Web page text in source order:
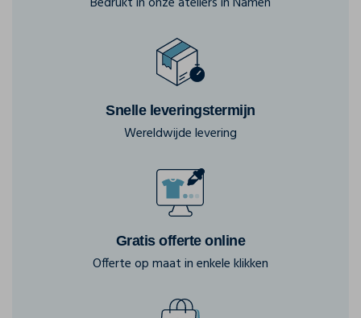
Snelle leveringstermijn
Wereldwijde levering
Gratis offerte online
Offerte op maat in enkele klikken